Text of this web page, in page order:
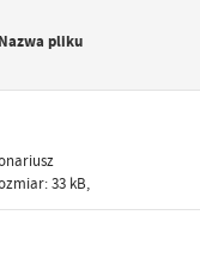
Nazwa pliku
33 kB,